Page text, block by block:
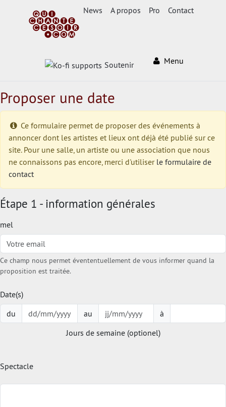
News A propos Pro Contact
Soutenir Menu
Proposer une date
Ce formulaire permet de proposer des événements à
annoncer dont les artistes et lieux ont déjà été publié sur ce
site. Pour une salle, un artiste ou une association que nous
ne connaissons pas encore, merci d'utiliser le formulaire de
contact
Étape 1 - information générales
mel
Ce champ nous permet évententuellement de vous informer quand la
proposition est traitée.
Date(s)
du
au
à
Jours de semaine (optionel)
Spectacle